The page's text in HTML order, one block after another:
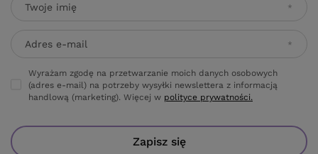
Twoje imię
Adres e-mail
Wyrażam zgodę na przetwarzanie moich danych osobowych
(adres e-mail) na potrzeby wysyłki newslettera z informacją
handlową (marketing). Więcej w polityce prywatności.
Zapisz się